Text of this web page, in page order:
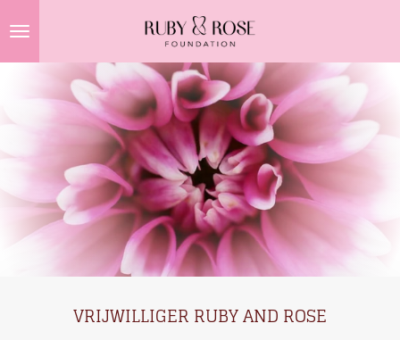
direct
naar
hoofdinhoud
VRIJWILLIGER RUBY AND ROSE